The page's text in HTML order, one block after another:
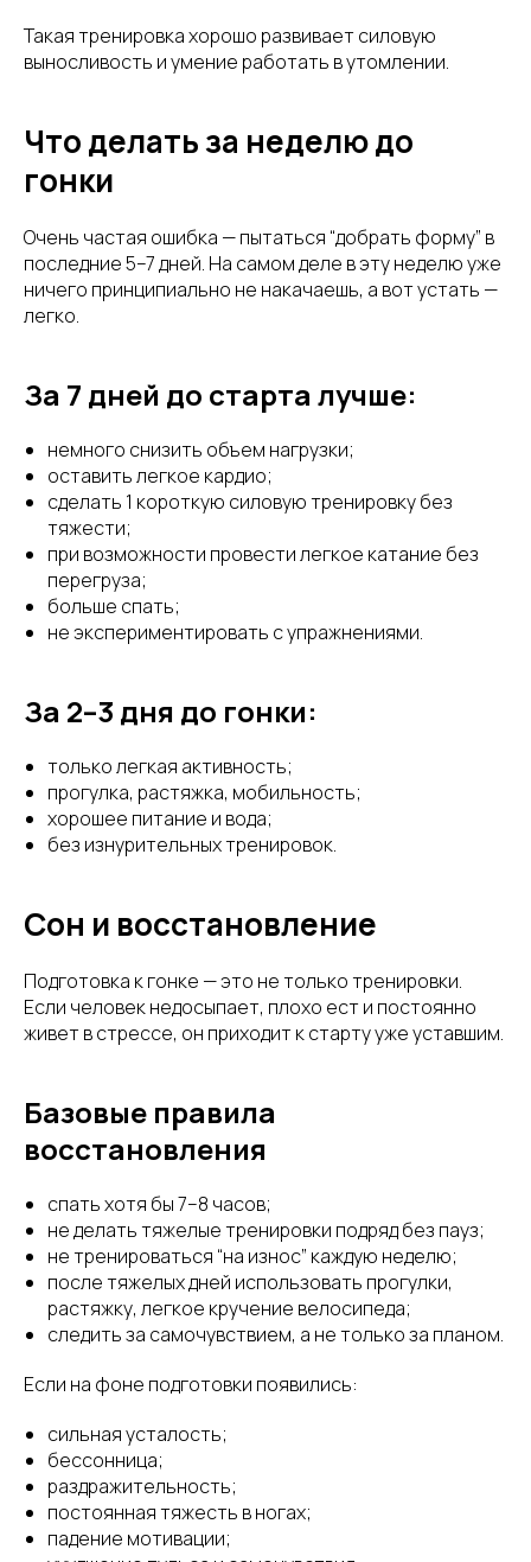
Такая тренировка хорошо развивает силовую
выносливость и умение работать в утомлении.
Что делать за неделю до
гонки
Очень частая ошибка — пытаться “добрать форму” в
последние 5–7 дней. На самом деле в эту неделю уже
ничего принципиально не накачаешь, а вот устать —
легко.
За 7 дней до старта лучше:
немного снизить объем нагрузки;
оставить легкое кардио;
сделать 1 короткую силовую тренировку без
тяжести;
при возможности провести легкое катание без
перегруза;
больше спать;
не экспериментировать с упражнениями.
За 2–3 дня до гонки:
только легкая активность;
прогулка, растяжка, мобильность;
хорошее питание и вода;
без изнурительных тренировок.
Сон и восстановление
Подготовка к гонке — это не только тренировки.
Если человек недосыпает, плохо ест и постоянно
живет в стрессе, он приходит к старту уже уставшим.
Базовые правила
восстановления
спать хотя бы 7–8 часов;
не делать тяжелые тренировки подряд без пауз;
не тренироваться “на износ” каждую неделю;
после тяжелых дней использовать прогулки,
растяжку, легкое кручение велосипеда;
следить за самочувствием, а не только за планом.
Если на фоне подготовки появились:
сильная усталость;
бессонница;
раздражительность;
постоянная тяжесть в ногах;
падение мотивации;